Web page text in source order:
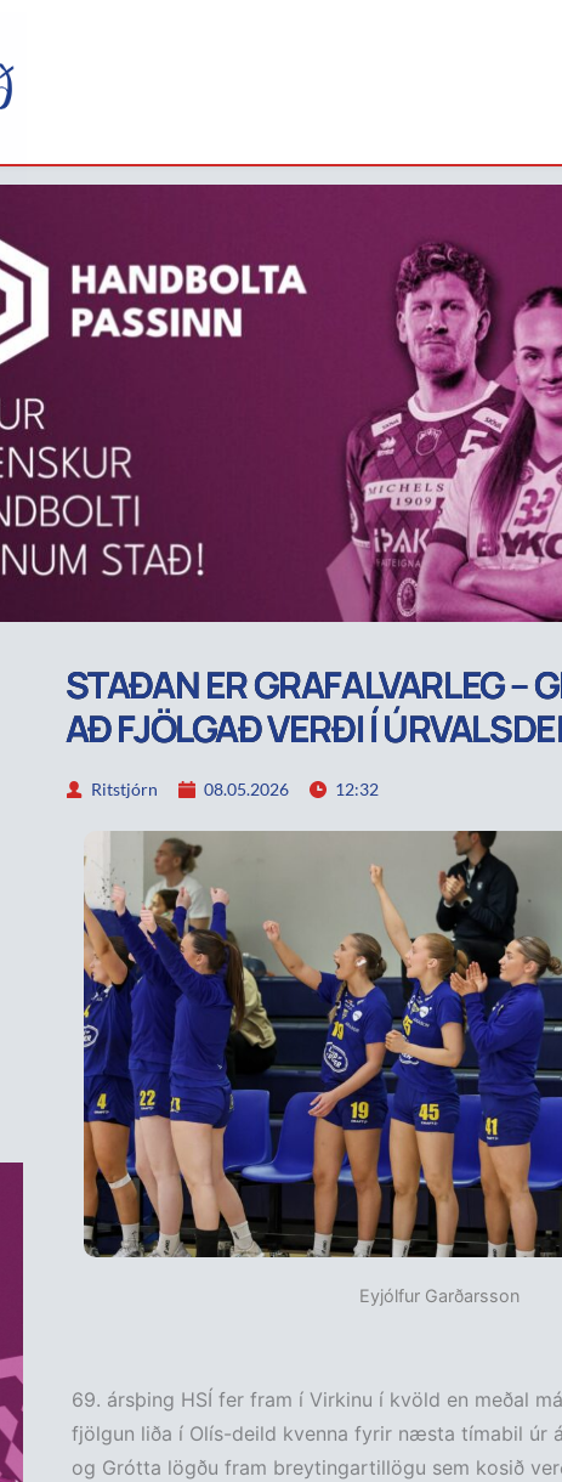
STAÐAN ER GRAFALVARLEG –
AÐ FJÖLGAÐ VERÐI Í
Ritstjórn 08.05.2026 12:32
Eyjólfur Garðarsson
69. ársþing HSÍ fer fram í Virkinu í kvöld en meðal
fjölgun liða í Olís-deild kvenna fyrir næsta tímabil úr
og Grótta lögðu fram breytingartillögu sem kosið